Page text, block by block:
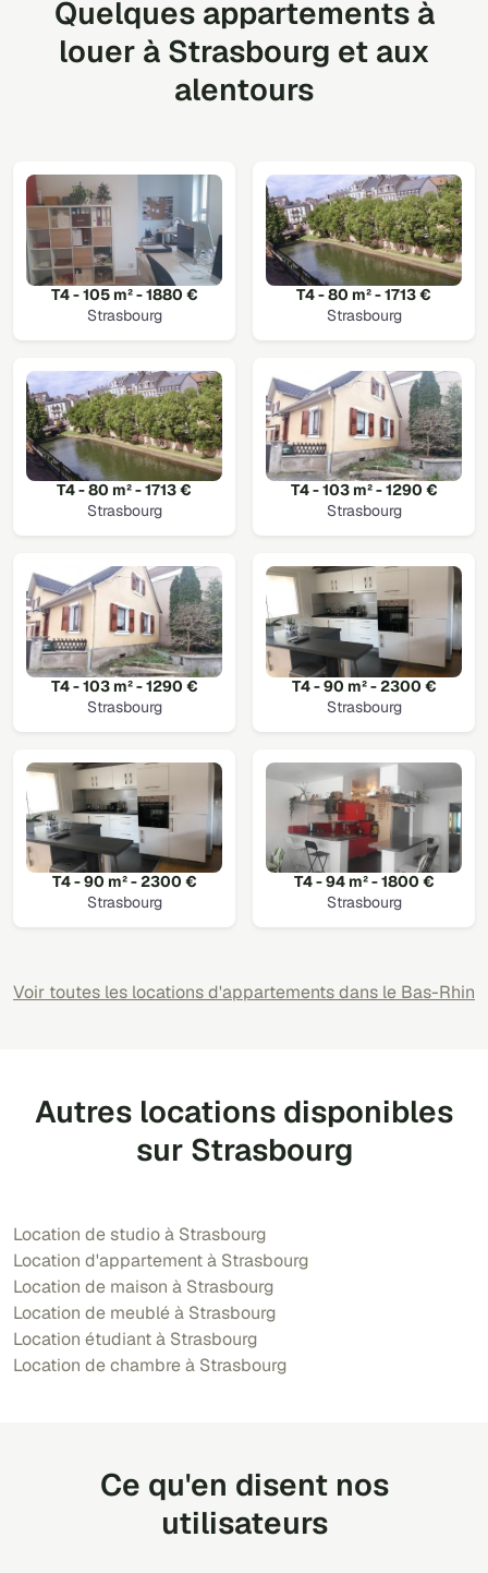
Quelques appartements à
louer à Strasbourg et aux
alentours
T4 - 105 m² - 1880 €
Strasbourg
T4 - 80 m² - 1713 €
Strasbourg
T4 - 80 m² - 1713 €
Strasbourg
T4 - 103 m² - 1290 €
Strasbourg
T4 - 103 m² - 1290 €
Strasbourg
T4 - 90 m² - 2300 €
Strasbourg
T4 - 90 m² - 2300 €
Strasbourg
T4 - 94 m² - 1800 €
Strasbourg
Voir toutes les locations d'appartements dans le Bas-Rhin
Autres locations disponibles
sur Strasbourg
Location de studio à Strasbourg
Location d'appartement à Strasbourg
Location de maison à Strasbourg
Location de meublé à Strasbourg
Location étudiant à Strasbourg
Location de chambre à Strasbourg
Ce qu'en disent nos
utilisateurs